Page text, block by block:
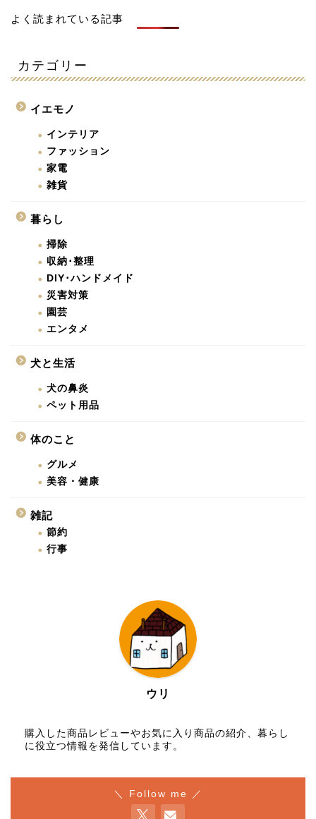
よく読まれている記事
カテゴリー
イエモノ
インテリア
ファッション
家電
雑貨
暮らし
掃除
収納･整理
DIY･ハンドメイド
災害対策
園芸
エンタメ
犬と生活
犬の鼻炎
ペット用品
体のこと
グルメ
美容・健康
雑記
節約
行事
ウリ
購入した商品レビューやお気に入り商品の紹介、暮らし
に役立つ情報を発信しています。
＼ Follow me ／